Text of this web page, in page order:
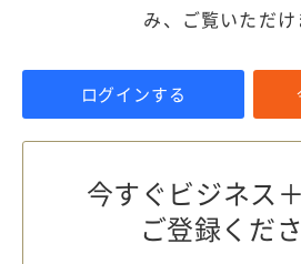
み、ご覧いただけ
ログインする
今すぐビジネス
ご登録くださ